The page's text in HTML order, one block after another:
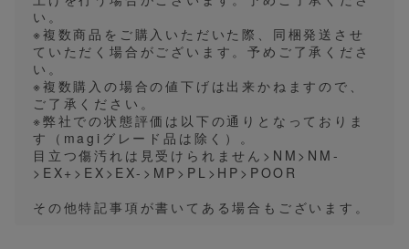
い。
※複数商品をご購入いただいた際、同梱発送させ
ていただく場合がございます。予めご了承くださ
い。
※複数購入の場合の値下げは出来かねますので、
ご了承ください。
※弊社での状態評価は以下の通りとなっておりま
す（magiグレード品は除く）。
目立つ傷汚れは見受けられません>NM>NM-
>EX+>EX>EX->MP>PL>HP>POOR
その他特記事項が書いてある場合もございます。